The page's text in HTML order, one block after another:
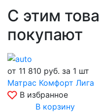
С этим
покупают
от 11 810 руб. за 1 шт
Матрас Комфорт Лига
В избранное
В корзину